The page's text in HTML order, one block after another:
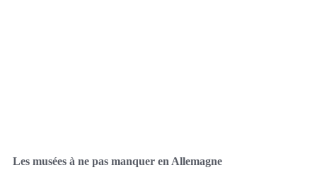
Les musées à ne pas manquer en Allemagne